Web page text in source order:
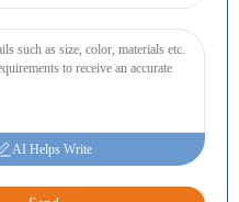
AI Helps Write